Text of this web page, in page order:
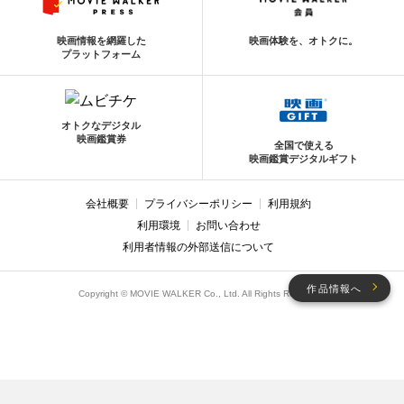
作品情報へ
映画情報を網羅した
プラットフォーム
映画体験を、オトクに。
オトクなデジタル
映画鑑賞券
全国で使える
映画鑑賞デジタルギフト
会社概要 プライバシーポリシー
利用規約
利用環境
お問い合わせ
利用者情報の外部送信について
Copyright © MOVIE WALKER Co., Ltd. All Rights Reserved.